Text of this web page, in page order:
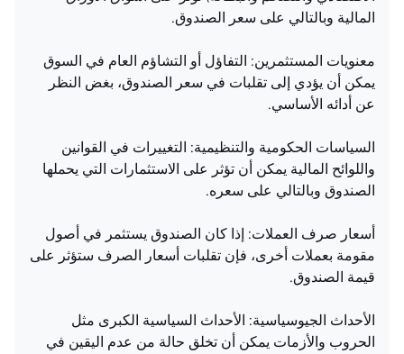
المالية وبالتالي على سعر الصندوق.
معنويات المستثمرين: التفاؤل أو التشاؤم العام في السوق
يمكن أن يؤدي إلى تقلبات في سعر الصندوق، بغض النظر
عن أدائه الأساسي.
السياسات الحكومية والتنظيمية: التغييرات في القوانين
واللوائح المالية يمكن أن تؤثر على الاستثمارات التي يحملها
الصندوق وبالتالي على سعره.
أسعار صرف العملات: إذا كان الصندوق يستثمر في أصول
مقومة بعملات أخرى، فإن تقلبات أسعار الصرف ستؤثر على
قيمة الصندوق.
الأحداث الجيوسياسية: الأحداث السياسية الكبرى مثل
الحروب والأزمات يمكن أن تخلق حالة من عدم اليقين في